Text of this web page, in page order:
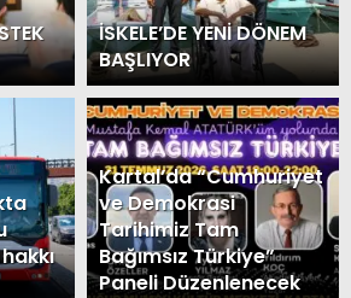
İSKELE’DE YENİ DÖNEM
BAŞLIYOR
Kartal’da “Cumhuriyet
ve Demokrasi
Tarihimiz Tam
Bağımsız Türkiye”
Paneli Düzenlenecek